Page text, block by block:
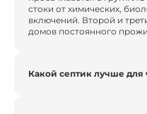
стоки от химических,
включений. Второй и
домов постоянного
Какой септик лучше для